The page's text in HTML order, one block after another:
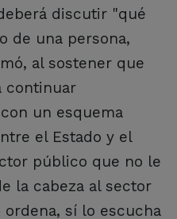
discutir "qué
de una persona,
al sostener que
continuar
un esquema
el Estado y el
público que no le
la cabeza al sector
sí lo escucha